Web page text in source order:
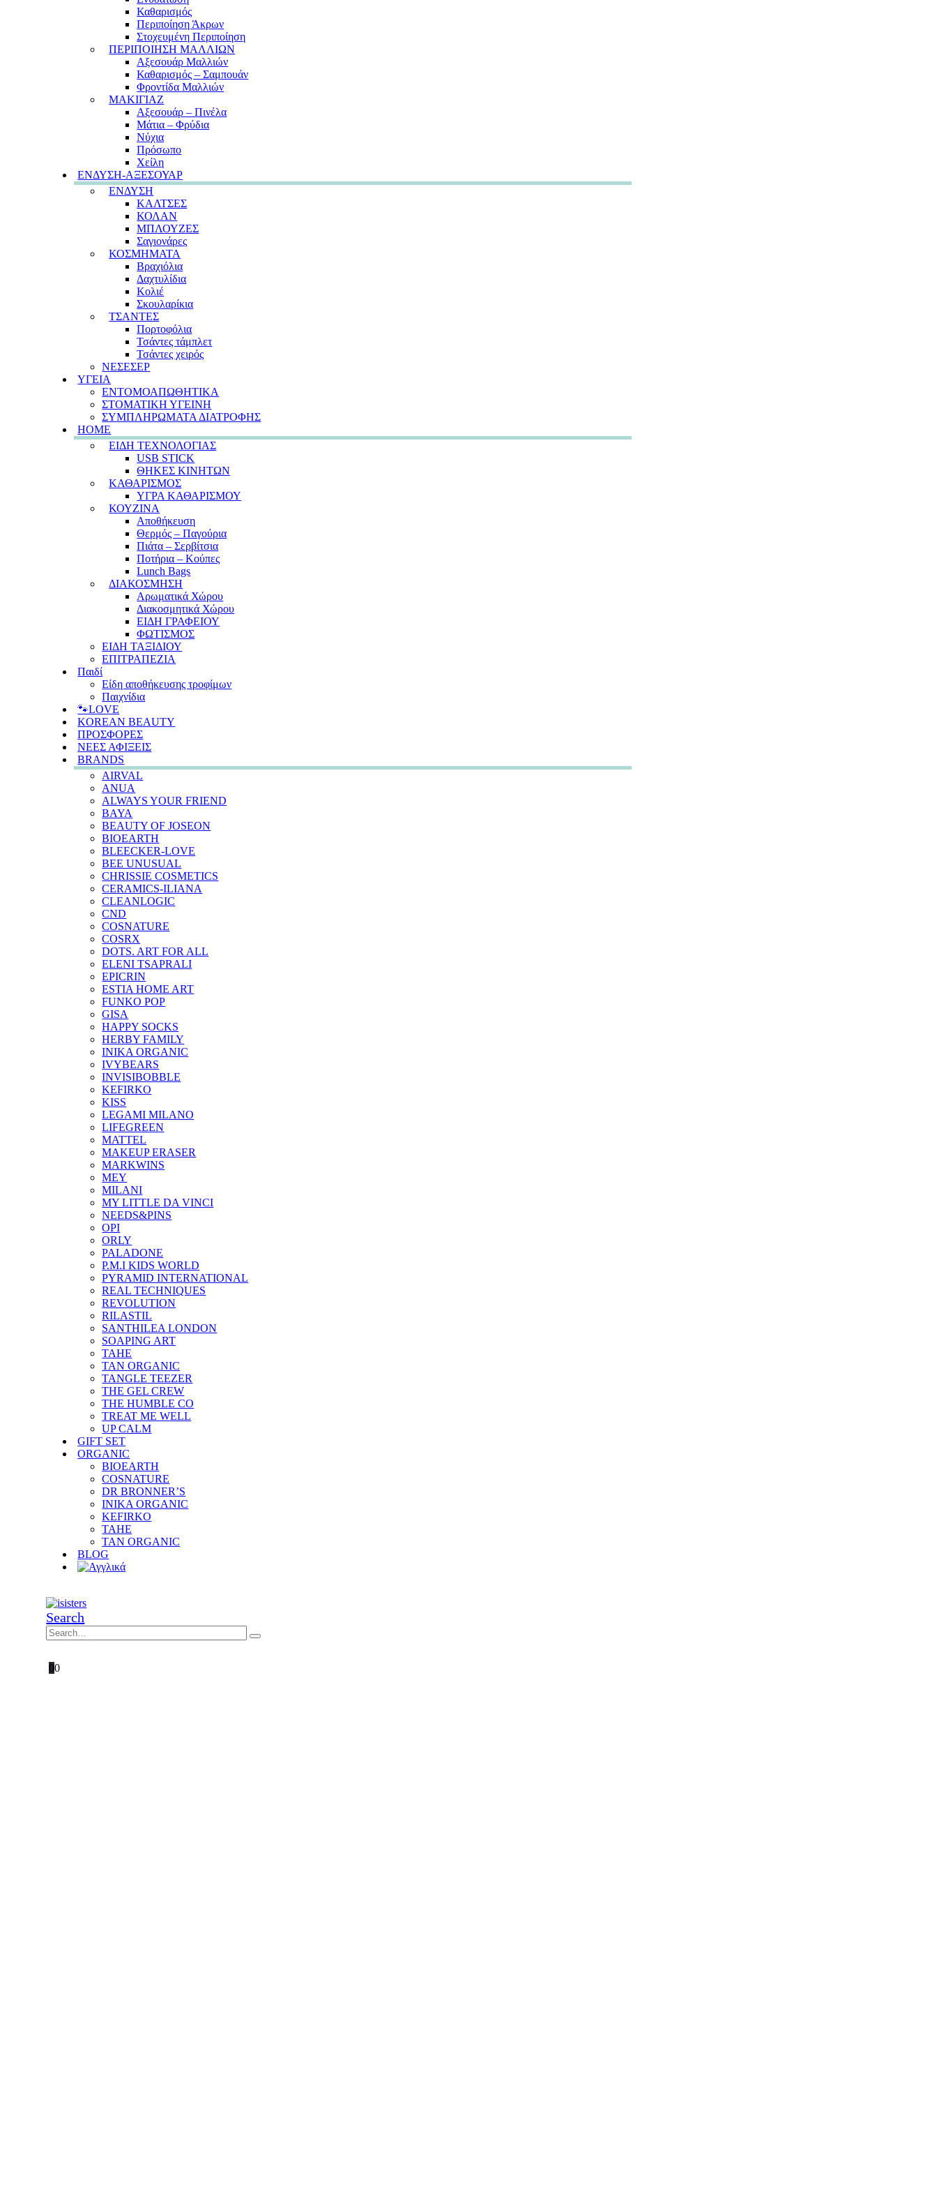
Καθαρισμός
Περιποίηση Άκρων
Στοχευμένη Περιποίηση
ΠΕΡΙΠΟΙΗΣΗ ΜΑΛΛΙΩΝ
Αξεσουάρ Μαλλιών
Καθαρισμός – Σαμπουάν
Φροντίδα Μαλλιών
ΜΑΚΙΓΙΑΖ
Αξεσουάρ – Πινέλα
Μάτια – Φρύδια
Νύχια
Πρόσωπο
Χείλη
ΕΝΔΥΣΗ-ΑΞΕΣΟΥΑΡ
ΕΝΔΥΣΗ
ΚΑΛΤΣΕΣ
ΚΟΛΑΝ
ΜΠΛΟΥΖΕΣ
Σαγιονάρες
ΚΟΣΜΗΜΑΤΑ
Βραχιόλια
Δαχτυλίδια
Κολιέ
Σκουλαρίκια
ΤΣΑΝΤΕΣ
Πορτοφόλια
Τσάντες τάμπλετ
Τσάντες χειρός
ΝΕΣΕΣΕΡ
ΥΓΕΙΑ
ΕΝΤΟΜΟΑΠΩΘΗΤΙΚΑ
ΣΤΟΜΑΤΙΚΗ ΥΓΕΙΝΗ
ΣΥΜΠΛΗΡΩΜΑΤΑ ΔΙΑΤΡΟΦΗΣ
HOME
ΕΙΔΗ ΤΕΧΝΟΛΟΓΙΑΣ
USB STICK
ΘΗΚΕΣ ΚΙΝΗΤΩΝ
ΚΑΘΑΡΙΣΜΟΣ
ΥΓΡΑ ΚΑΘΑΡΙΣΜΟΥ
ΚΟΥΖΙΝΑ
Αποθήκευση
Θερμός – Παγούρια
Πιάτα – Σερβίτσια
Ποτήρια – Κούπες
Lunch Bags
ΔΙΑΚΟΣΜΗΣΗ
Αρωματικά Χώρου
Διακοσμητικά Χώρου
ΕΙΔΗ ΓΡΑΦΕΙΟΥ
ΦΩΤΙΣΜΟΣ
ΕΙΔΗ ΤΑΞΙΔΙΟΥ
ΕΠΙΤΡΑΠΕΖΙΑ
Παιδί
Είδη αποθήκευσης τροφίμων
Παιχνίδια
🐾LOVE
KOREAN BEAUTY
ΠΡΟΣΦΟΡΕΣ
ΝΕΕΣ ΑΦΙΞΕΙΣ
BRANDS
AIRVAL
ANUA
ALWAYS YOUR FRIEND
BAYA
BEAUTY OF JOSEON
BIOEARTH
BLEECKER-LOVE
BEE UNUSUAL
CHRISSIE COSMETICS
CERAMICS-ILIANA
CLEANLOGIC
CND
COSNATURE
COSRX
DOTS. ART FOR ALL
ELENI TSAPRALI
EPICRIN
ESTIA HOME ART
FUNKO POP
GISA
HAPPY SOCKS
HERBY FAMILY
INIKA ORGANIC
IVYBEARS
INVISIBOBBLE
KEFIRKO
KISS
LEGAMI MILANO
LIFEGREEN
MATTEL
MAKEUP ERASER
MARKWINS
MEY
MILANI
MY LITTLE DA VINCI
NEEDS&PINS
OPI
ORLY
PALADONE
P.M.I KIDS WORLD
PYRAMID INTERNATIONAL
REAL TECHNIQUES
REVOLUTION
RILASTIL
SANTHILEA LONDON
SOAPING ART
TAHE
TAN ORGANIC
TANGLE TEEZER
THE GEL CREW
THE HUMBLE CO
TREAT ME WELL
UP CALM
GIFT SET
ORGANIC
BIOEARTH
COSNATURE
DR BRONNER’S
INIKA ORGANIC
KEFIRKO
TAHE
TAN ORGANIC
BLOG
Search
00